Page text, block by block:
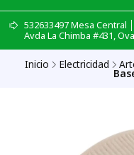
532633497 Mesa Central
Avda La Chimba #431,
Inicio Electricidad